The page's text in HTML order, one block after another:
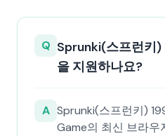
Q Sprunki(스프런키)
을 지원하나요?
A Sprunki(스프런키)
Game의 최신 브라우